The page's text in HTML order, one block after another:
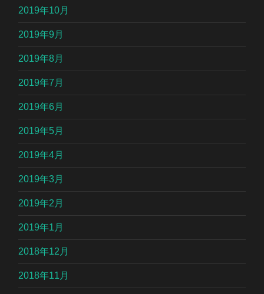
2019年10月
2019年9月
2019年8月
2019年7月
2019年6月
2019年5月
2019年4月
2019年3月
2019年2月
2019年1月
2018年12月
2018年11月